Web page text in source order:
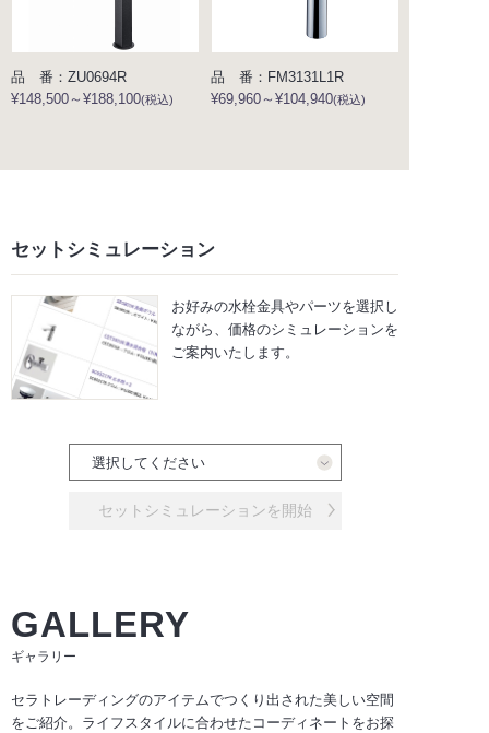
品 番：ZU0694R
¥148,500～¥188,100(税込)
品 番：FM3131L1R
¥69,960～¥104,940(税込)
セットシミュレーション
お好みの水栓金具やパーツを選択し
ながら、 価格のシミュレーションを
ご案内いたします。
セットシミュレーションを開始
GALLERY
ギャラリー
セラトレーディングのアイテムでつくり出された美しい空間
をご紹介。ライフスタイルに合わせたコーディネートをお探